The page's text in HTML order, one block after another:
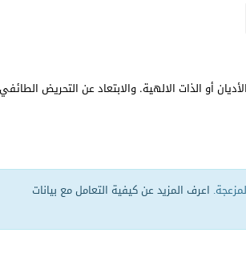
أو الذات الالهية. والابتعاد عن التحريض الطائفي
اعرف المزيد عن كيفية التعامل مع بيانات